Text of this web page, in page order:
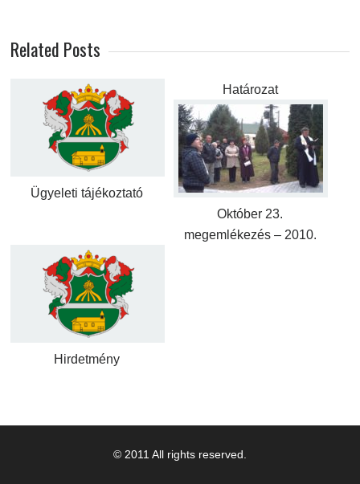
Related Posts
Ügyeleti tájékoztató
Határozat
Október 23.
megemlékezés – 2010.
Hirdetmény
© 2011 All rights reserved.